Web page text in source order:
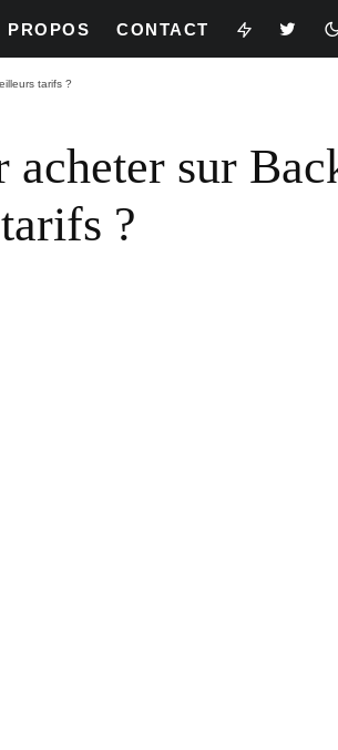
PROPOS CONTACT
tarifs ?
acheter sur
?